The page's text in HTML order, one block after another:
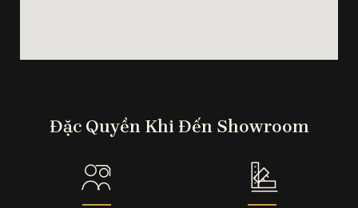
Đặc Quyền Khi Đến Showroom